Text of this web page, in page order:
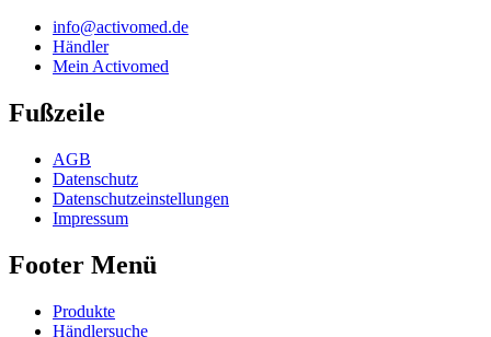
info@activomed.de
Händler
Mein Activomed
Fußzeile
AGB
Datenschutz
Datenschutzeinstellungen
Impressum
Footer Menü
Produkte
Händlersuche